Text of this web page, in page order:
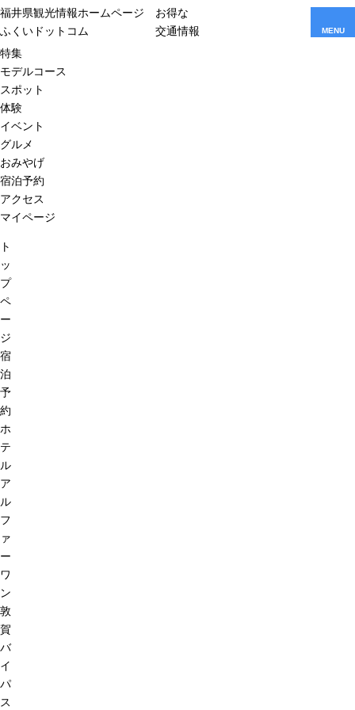
福井県観光情報ホームページ
ふくいドットコム
お得な
交通情報
MENU
特集
モデルコース
スポット
体験
イベント
グルメ
おみやげ
宿泊予約
アクセス
マイページ
ト
ッ
プ
ペ
ー
ジ
宿
泊
予
約
ホ
テ
ル
ア
ル
フ
ァ
ー
ワ
ン
敦
賀
バ
イ
パ
ス